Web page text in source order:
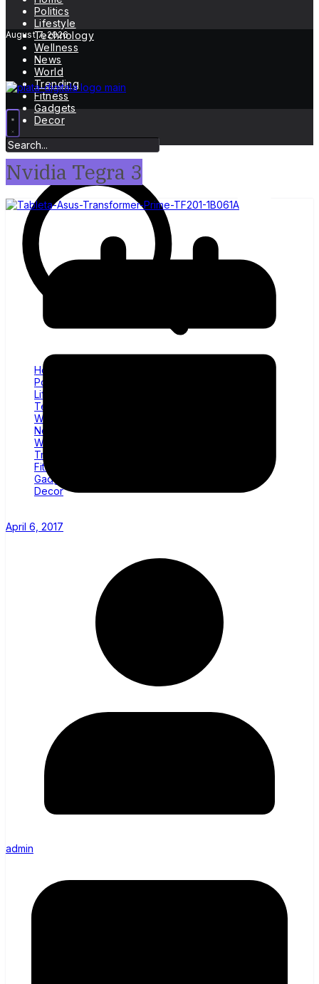
Politics
Lifestyle
Technology
Wellness
News
World
Trending
Fitness
Gadgets
Decor
August 7, 2026
Home
Politics
Lifestyle
Technology
Wellness
News
World
Trending
Fitness
Gadgets
Decor
Nvidia Tegra 3
April 6, 2017
admin